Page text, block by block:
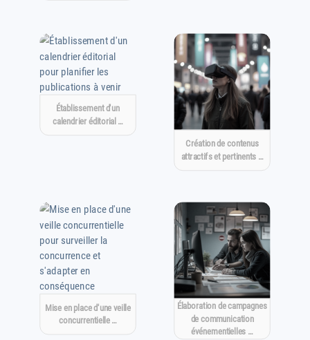
Établissement d'un
calendrier éditorial …
Création de contenus
attractifs et pertinents …
Mise en place d'une veille
concurrentielle …
Élaboration de campagnes
de communication
événementielles …